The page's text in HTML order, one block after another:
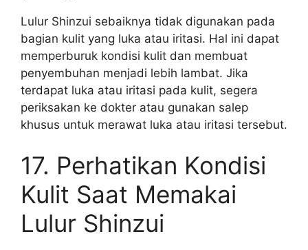
Lulur Shinzui sebaiknya tidak digunakan pada
bagian kulit yang luka atau iritasi. Hal ini dapat
memperburuk kondisi kulit dan membuat
penyembuhan menjadi lebih lambat. Jika
terdapat luka atau iritasi pada kulit, segera
periksakan ke dokter atau gunakan salep
khusus untuk merawat luka atau iritasi tersebut.
17. Perhatikan Kondisi
Kulit Saat Memakai
Lulur Shinzui